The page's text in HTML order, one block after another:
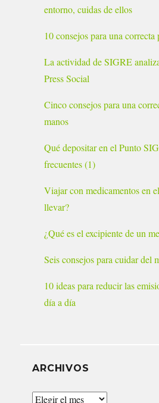
entorno, cuidas de ellos
10 consejos para una
La actividad de SIGRE
Press Social
Cinco consejos para una
manos
Qué depositar en el Punto
frecuentes (1)
Viajar con medicamentos en
llevar?
¿Qué es el excipiente de un
Seis consejos para cuidar del
10 ideas para reducir las
día a día
ARCHIVOS
Archivos